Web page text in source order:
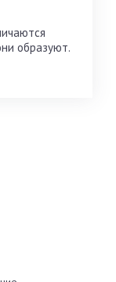
образуют.